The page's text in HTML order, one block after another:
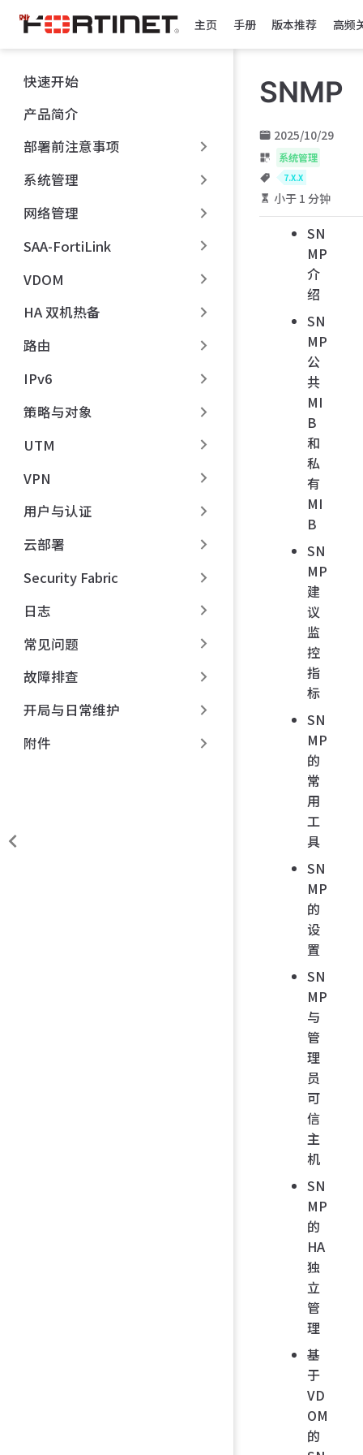
跳
至
主
內
容
主页 手册 版本推荐 高频
快速开始
产品简介
部署前注意事项
系统管理
网络管理
SAA-FortiLink
VDOM
HA 双机热备
路由
IPv6
策略与对象
UTM
VPN
用户与认证
云部署
Security Fabric
日志
常见问题
故障排查
开局与日常维护
附件
SNMP
2025/10/29
系统管理
7.X.X
小于 1 分钟
SN
MP
介
绍
SN
MP
公
共
MI
B
和
私
有
MI
B
SN
MP
建
议
监
控
指
标
SN
MP
的
常
用
工
具
SN
MP
的
设
置
SN
MP
与
管
理
员
可
信
主
机
SN
MP
的
HA
独
立
管
理
基
于
VD
OM
的